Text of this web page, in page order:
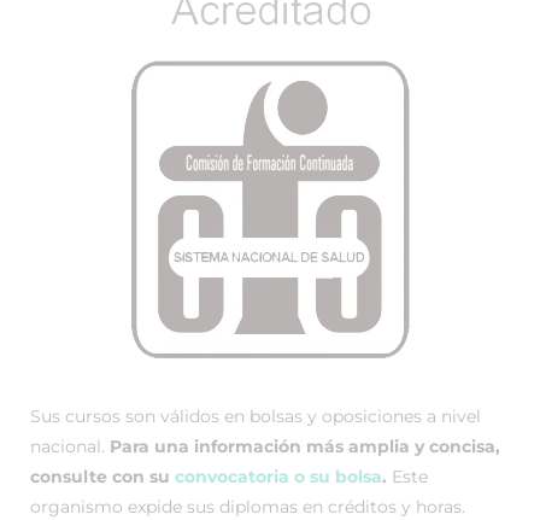
Sus cursos son válidos en bolsas y oposiciones a nivel
nacional. Para una información más amplia y concisa,
consulte con su convocatoria o su bolsa. Este
organismo expide sus diplomas en créditos y horas.